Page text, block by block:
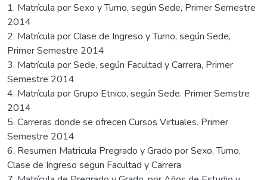
1. Matrícula por Sexo y Turno, según Sede, Primer Semestre
2014
2. Matrícula por Clase de Ingreso y Turno, según Sede,
Primer Semestre 2014
3. Matrícula por Sede, según Facultad y Carrera, Primer
Semestre 2014
4. Matrícula por Grupo Etnico, según Sede. Primer Semstre
2014
5. Carreras donde se ofrecen Cursos Virtuales. Primer
Semestre 2014
6. Resumen Matricula Pregrado y Grado por Sexo, Turno,
Clase de Ingreso segun Facultad y Carrera